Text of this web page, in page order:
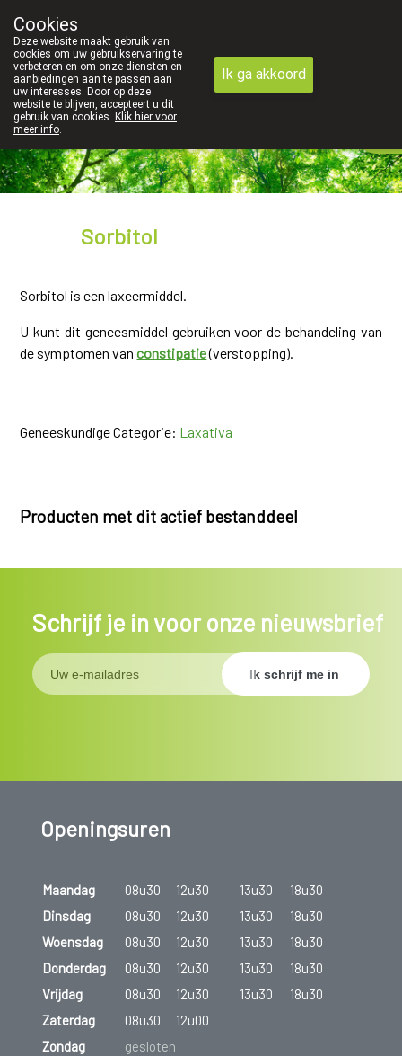
Sorbitol
Sorbitol is een laxeermiddel.
U kunt dit geneesmiddel gebruiken voor de behandeling van
de symptomen vanconstipatie(verstopping).
Geneeskundige Categorie: Laxativa
Producten met dit actief bestanddeel
Schrijf je in voor onze nieuwsbrief
Openingsuren
Maandag 08u30 12u30 13u30
18u30
Dinsdag
08u30 12u30 13u30
18u30
Woensdag
08u30 12u30 13u30
18u30
Donderdag
08u30 12u30 13u30
18u30
Vrijdag
08u30 12u30 13u30
18u30
Zaterdag
08u30
12u00
Zondag
gesloten
Cookies
Deze website maakt gebruik van
cookies om uw gebruikservaring te
verbeteren en om onze diensten en
aanbiedingen aan te passen aan
uw interesses. Door op deze
website te blijven, accepteert u dit
gebruik van cookies. Klik hier voor
meer info.
Ik ga akkoord